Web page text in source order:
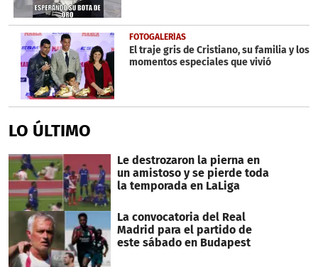
FOTOGALERÍAS
El traje gris de Cristiano, su familia y los
momentos especiales que vivió
LO ÚLTIMO
Le destrozaron la pierna en
un amistoso y se pierde toda
la temporada en LaLiga
La convocatoria del Real
Madrid para el partido de
este sábado en Budapest